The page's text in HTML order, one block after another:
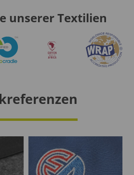
unserer Textilien